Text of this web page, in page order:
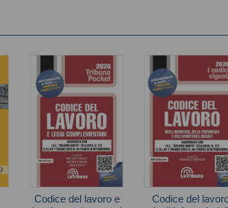
Codice del lavoro e
Codice del